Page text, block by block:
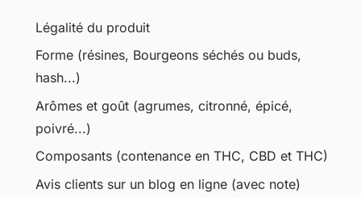
Légalité du produit
Forme (résines, Bourgeons séchés ou buds,
hash...)
Arômes et goût (agrumes, citronné, épicé,
poivré...)
Composants (contenance en THC, CBD et THC)
Avis clients sur un blog en ligne (avec note)